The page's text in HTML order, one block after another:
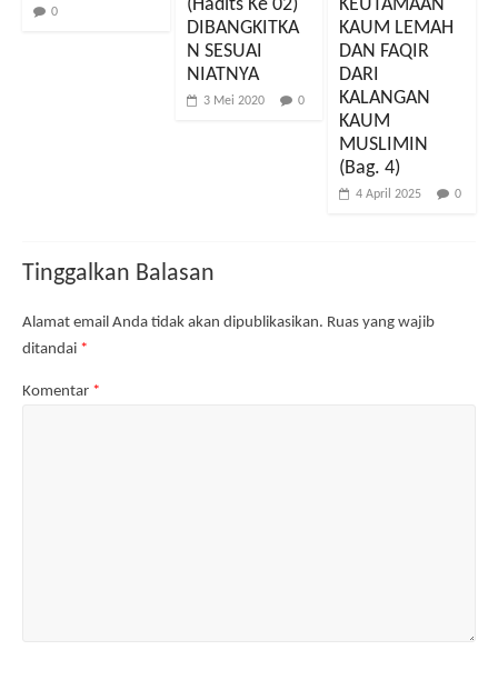
e
a
a
n
g
b
l
a
y
a
n
g
b
a
0
(Hadits Ke 02)
DIBANGKITKA
N SESUAI
NIATNYA
3 Mei 2020 0
KEUTAMAAN
KAUM LEMAH
DAN FAQIR
DARI
KALANGAN
KAUM
MUSLIMIN
(Bag. 4)
4 April 2025 0
Tinggalkan Balasan
Alamat email Anda tidak akan dipublikasikan. Ruas yang wajib
ditandai *
Komentar *